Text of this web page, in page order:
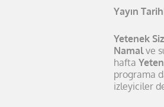
Yayın
Yetenek
Namalve
hafta
programa
izleyiciler